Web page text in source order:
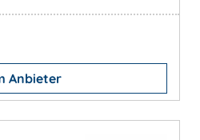
Anbieter